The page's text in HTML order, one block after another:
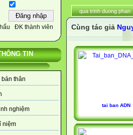
ĐK thành viên
TIN
thân
nghiệm
niệm
qua trinh duong phan
Cùng tác giả
tai ban ADN